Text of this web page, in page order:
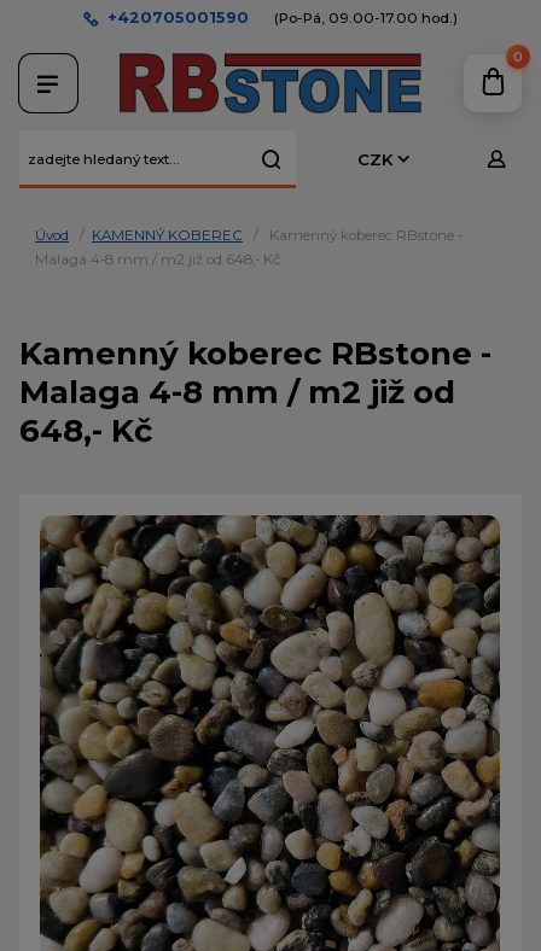
CZK
+420705001590 (Po-Pá, 09.00-17.00 hod.)
0
Úvod KAMENNÝ KOBEREC
Kamenný koberec RBstone -
Malaga 4-8 mm / m2 již od 648,- Kč
Kamenný koberec RBstone -
Malaga 4-8 mm / m2 již od
648,- Kč